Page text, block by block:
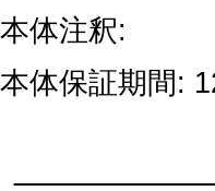
本体注釈:
本体保証期間: